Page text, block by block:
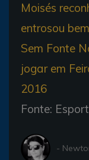
Moisés
entrosou
Sem Fonte
jogar em
2016
Fonte:
-